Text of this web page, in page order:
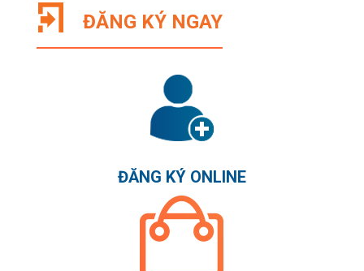
ĐĂNG KÝ NGAY
ĐĂNG KÝ ONLINE